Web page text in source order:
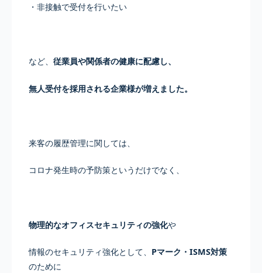
・非接触で受付を行いたい
など、 従業員や関係者の健康に配慮し、
無人受付を採用される企業様が増えました。
来客の履歴管理に関しては、
コロナ発生時の予防策というだけでなく、
物理的なオフィスセキュリティの強化や
情報のセキュリティ強化として、 Pマーク・ISMS対策
のために